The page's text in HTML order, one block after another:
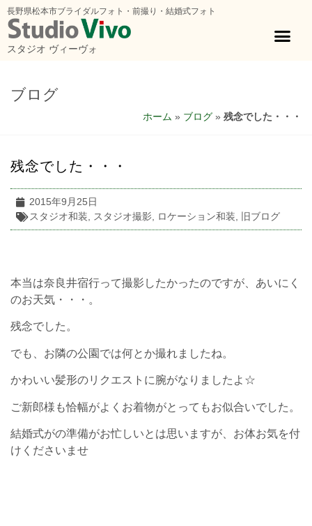
長野県松本市ブライダルフォト・前撮り・結婚式フォト
スタジオ ヴィーヴォ
ブログ
ホーム » ブログ » 残念でした・・・
残念でした・・・
2015年9月25日
スタジオ和装
スタジオ撮影 ロケーション和装 旧ブログ
本当は奈良井宿行って撮影したかったのですが、あいにく
のお天気・・・。
残念でした。
でも、お隣の公園では何とか撮れましたね。
かわいい髪形のリクエストに腕がなりましたよ☆
ご新郎様も恰幅がよくお着物がとってもお似合いでした。
結婚式がの準備がお忙しいとは思いますが、お体お気を付
けくださいませ